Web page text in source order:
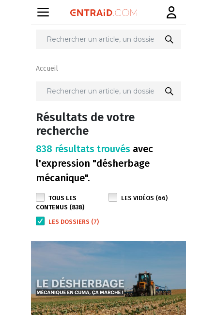
Accueil
Résultats de votre
recherche
838 résultats trouvés avec
l'expression "désherbage
mécanique".
TOUS LES
CONTENUS (838)
LES VIDÉOS (66)
LES DOSSIERS (7)